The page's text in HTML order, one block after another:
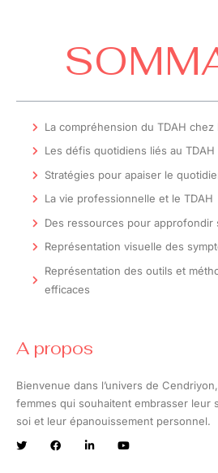
La compréhension du TDAH chez
Les défis quotidiens liés au TDAH
Stratégies pour apaiser le
La vie professionnelle et le TDAH
Des ressources pour approfondir
Représentation visuelle des
Représentation des outils et
efficaces
A propos
Bienvenue dans l’univers de
femmes qui souhaitent embrasser leur
soi et leur épanouissement personnel.